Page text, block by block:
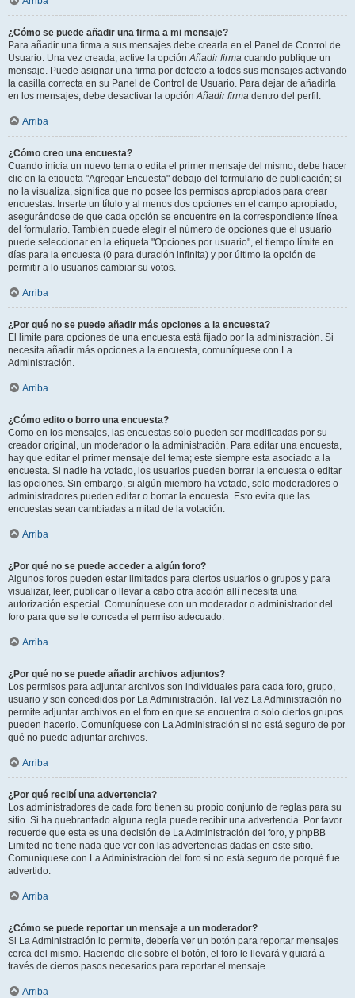
¿Cómo se puede añadir una firma a mi mensaje?
Para añadir una firma a sus mensajes debe crearla en el Panel de Control de
Usuario. Una vez creada, active la opciónAñadir firma cuando publique un
mensaje. Puede asignar una firma por defecto a todos sus mensajes activando
la casilla correcta en su Panel de Control de Usuario. Para dejar de añadirla
en los mensajes, debe desactivar la opciónAñadir firma dentro del perfil.
Arriba
¿Cómo creo una encuesta?
Cuando inicia un nuevo tema o edita el primer mensaje del mismo, debe hacer
clic en la etiqueta "Agregar Encuesta" debajo del formulario de publicación; si
no la visualiza, significa que no posee los permisos apropiados para crear
encuestas. Inserte un título y al menos dos opciones en el campo apropiado,
asegurándose de que cada opción se encuentre en la correspondiente línea
del formulario. También puede elegir el número de opciones que el usuario
puede seleccionar en la etiqueta "Opciones por usuario", el tiempo límite en
días para la encuesta (0 para duración infinita) y por último la opción de
permitir a lo usuarios cambiar su votos.
Arriba
¿Por qué no se puede añadir más opciones a la encuesta?
El límite para opciones de una encuesta está fijado por la administración. Si
necesita añadir más opciones a la encuesta, comuníquese con La
Administración.
Arriba
¿Cómo edito o borro una encuesta?
Como en los mensajes, las encuestas solo pueden ser modificadas por su
creador original, un moderador o la administración. Para editar una encuesta,
hay que editar el primer mensaje del tema; este siempre esta asociado a la
encuesta. Si nadie ha votado, los usuarios pueden borrar la encuesta o editar
las opciones. Sin embargo, si algún miembro ha votado, solo moderadores o
administradores pueden editar o borrar la encuesta. Esto evita que las
encuestas sean cambiadas a mitad de la votación.
Arriba
¿Por qué no se puede acceder a algún foro?
Algunos foros pueden estar limitados para ciertos usuarios o grupos y para
visualizar, leer, publicar o llevar a cabo otra acción allí necesita una
autorización especial. Comuníquese con un moderador o administrador del
foro para que se le conceda el permiso adecuado.
Arriba
¿Por qué no se puede añadir archivos adjuntos?
Los permisos para adjuntar archivos son individuales para cada foro, grupo,
usuario y son concedidos por La Administración. Tal vez La Administración no
permite adjuntar archivos en el foro en que se encuentra o solo ciertos grupos
pueden hacerlo. Comuníquese con La Administración si no está seguro de por
qué no puede adjuntar archivos.
Arriba
¿Por qué recibí una advertencia?
Los administradores de cada foro tienen su propio conjunto de reglas para su
sitio. Si ha quebrantado alguna regla puede recibir una advertencia. Por favor
recuerde que esta es una decisión de La Administración del foro, y phpBB
Limited no tiene nada que ver con las advertencias dadas en este sitio.
Comuníquese con La Administración del foro si no está seguro de porqué fue
advertido.
Arriba
¿Cómo se puede reportar un mensaje a un moderador?
Si La Administración lo permite, debería ver un botón para reportar mensajes
cerca del mismo. Haciendo clic sobre el botón, el foro le llevará y guiará a
través de ciertos pasos necesarios para reportar el mensaje.
Arriba